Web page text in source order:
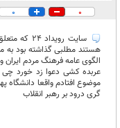
در انتظار بررسی:
0
0
سایت
هستند مطلبی گذاشته بود به
الگوی عامه فرهنگ مردم
عربده کشی دعوا زد خورد چی
موضوع افتادم واقعا دانشگاه
گری درود بر رهبر انقلاب